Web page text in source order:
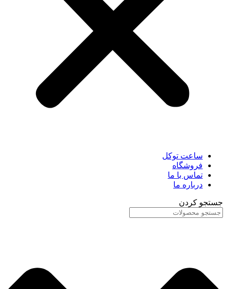
ساعت توکل
فروشگاه
تماس با ما
درباره ما
جستجو کردن